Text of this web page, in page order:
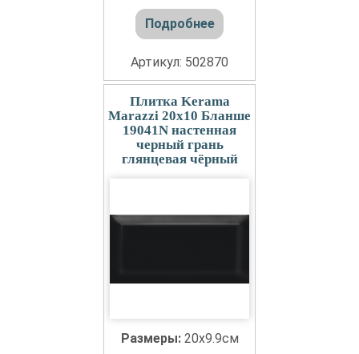
Подробнее
Артикул: 502870
Плитка Kerama
Marazzi 20x10 Бланше
19041N настенная
черный грань
глянцевая чёрный
Размеры: 20x9.9см